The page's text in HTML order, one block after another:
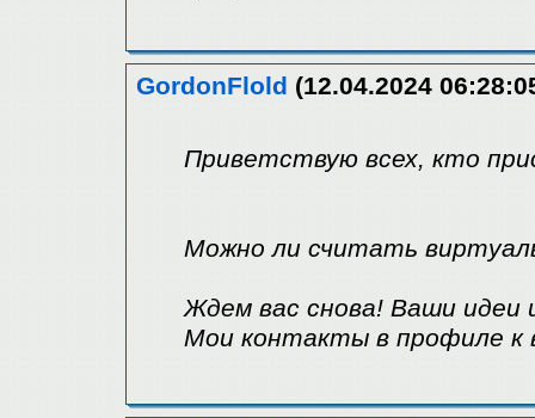
GordonFlold (12.04.2024
Приветствую всех, кто
Можно ли считать
Ждем вас снова! Ваши идеи
Мои контакты в профиле к